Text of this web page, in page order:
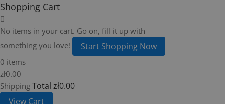
Shopping Cart
No items in your cart. Go on, fill it up with
something you love!
Start Shopping Now
0 items
zł0.00
Shipping Total zł0.00
View Cart